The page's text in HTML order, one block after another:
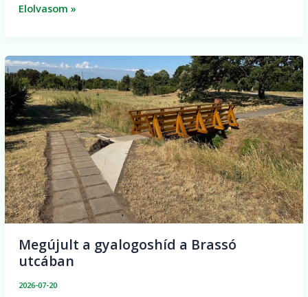
Elolvasom »
Megújult a gyalogoshíd a Brassó
utcában
2026-07-20
Megújult
a
gyalogoshíd
a
Brassó
utcában